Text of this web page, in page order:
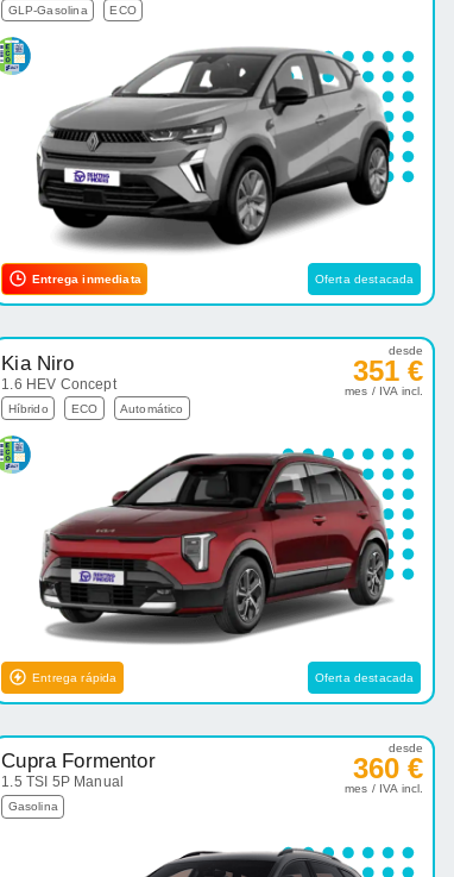
GLP-Gasolina ECO
Entrega inmediata Oferta destacada
Kia Niro
1.6 HEV Concept
Híbrido ECO Automático
desde
351 €
mes / IVA incl.
Entrega rápida Oferta destacada
Cupra Formentor
1.5 TSI 5P Manual
Gasolina
desde
360 €
mes / IVA incl.